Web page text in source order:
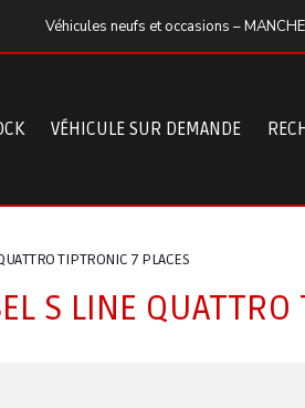
Véhicules neufs et occasions – MANCHE
VÉHICULE SUR DEMANDE
TIPTRONIC 7 PLACES
S LINE QUATTRO